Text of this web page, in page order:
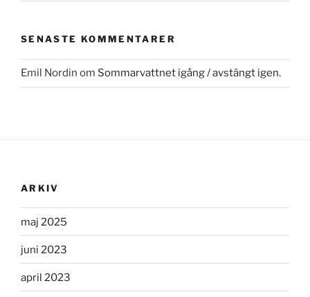
SENASTE KOMMENTARER
Emil Nordin om Sommarvattnet igång / avstängt igen.
ARKIV
maj 2025
juni 2023
april 2023